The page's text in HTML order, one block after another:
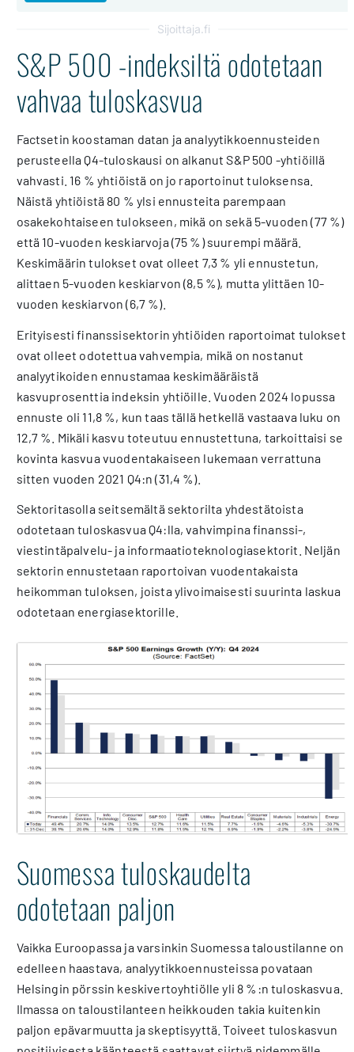
Sijoittaja.fi
S&P 500 -indeksiltä odotetaan
vahvaa tuloskasvua
Factsetin koostaman datan ja analyytikkoennusteiden
perusteella Q4-tuloskausi on alkanut S&P 500 -yhtiöillä
vahvasti. 16 % yhtiöistä on jo raportoinut tuloksensa.
Näistä yhtiöistä 80 % ylsi ennusteita parempaan
osakekohtaiseen tulokseen, mikä on sekä 5-vuoden (77 %)
että 10-vuoden keskiarvoja (75 %) suurempi määrä.
Keskimäärin tulokset ovat olleet 7,3 % yli ennustetun,
alittaen 5-vuoden keskiarvon (8,5 %), mutta ylittäen 10-
vuoden keskiarvon (6,7 %).
Erityisesti finanssisektorin yhtiöiden raportoimat tulokset
ovat olleet odotettua vahvempia, mikä on nostanut
analyytikoiden ennustamaa keskimääräistä
kasvuprosenttia indeksin yhtiöille. Vuoden 2024 lopussa
ennuste oli 11,8 %, kun taas tällä hetkellä vastaava luku on
12,7 %. Mikäli kasvu toteutuu ennustettuna, tarkoittaisi se
kovinta kasvua vuodentakaiseen lukemaan verrattuna
sitten vuoden 2021 Q4:n (31,4 %).
Sektoritasolla seitsemältä sektorilta yhdestätoista
odotetaan tuloskasvua Q4:lla, vahvimpina finanssi-,
viestintäpalvelu- ja informaatioteknologiasektorit. Neljän
sektorin ennustetaan raportoivan vuodentakaista
heikomman tuloksen, joista ylivoimaisesti suurinta laskua
odotetaan energiasektorille.
Suomessa tuloskaudelta
odotetaan paljon
Vaikka Euroopassa ja varsinkin Suomessa taloustilanne on
edelleen haastava, analyytikkoennusteissa povataan
Helsingin pörssin keskivertoyhtiölle yli 8 %:n tuloskasvua.
Ilmassa on taloustilanteen heikkouden takia kuitenkin
paljon epävarmuutta ja skeptisyyttä. Toiveet tuloskasvun